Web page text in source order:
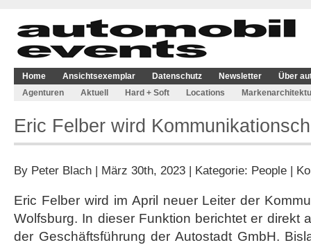
Home Ansichtsexemplar Datenschutz Newsletter
Über
Agenturen
Aktuell Hard + Soft Locations
Eric Felber wird
By Peter Blach | März 30th, 2023 | Kategorie: People |
Eric Felber wird im April neuer Leiter der
Wolfsburg. In dieser Funktion berichtet er direkt
der Geschäftsführung der Autostadt GmbH.